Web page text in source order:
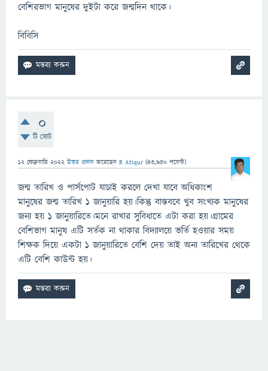
বেশিরভাগ মানুষের দুইটা করে জন্মদিন থাকে।
বিবিসি
0
টি ভোট
12 ফেব্রুয়ারি 2022 উত্তর প্রদান করেছেন R Atiqur (43,950 পয়েন্ট)
জন্ম তারিখ ও পার্সপোট যাচাই করলে দেখা যাবে অধিকাংশ
মানুষের জন্ম তারিখ ১ জানুয়ারি হয়।কিন্তু বাস্তববে খুব সংখ্যক মানুষের
জন্য হয় ১ জানুয়ারিতে।মনে রাখার সুবিধাতে এটা করা হয়।গ্রামের
বেশিভাগ মানুষ এটি সর্তক না থাকার বিদ্যালয়ে ভর্তি হওয়ার সময়
শিক্ষক দিয়ে একটা ১ জানুয়ারিতে বেশি দেয় তাই অন্য তারিখের থেকে
এটি বেশি কাউন্ট হয়।